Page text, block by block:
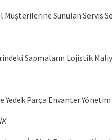
Müşterilerine Sunulan Servis
Sapmaların Lojistik
Yedek Parça Envanter